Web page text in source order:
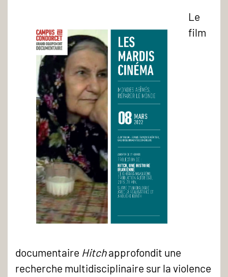
Le
film
documentaire Hitchapprofondit une
recherche multidisciplinaire sur la violence